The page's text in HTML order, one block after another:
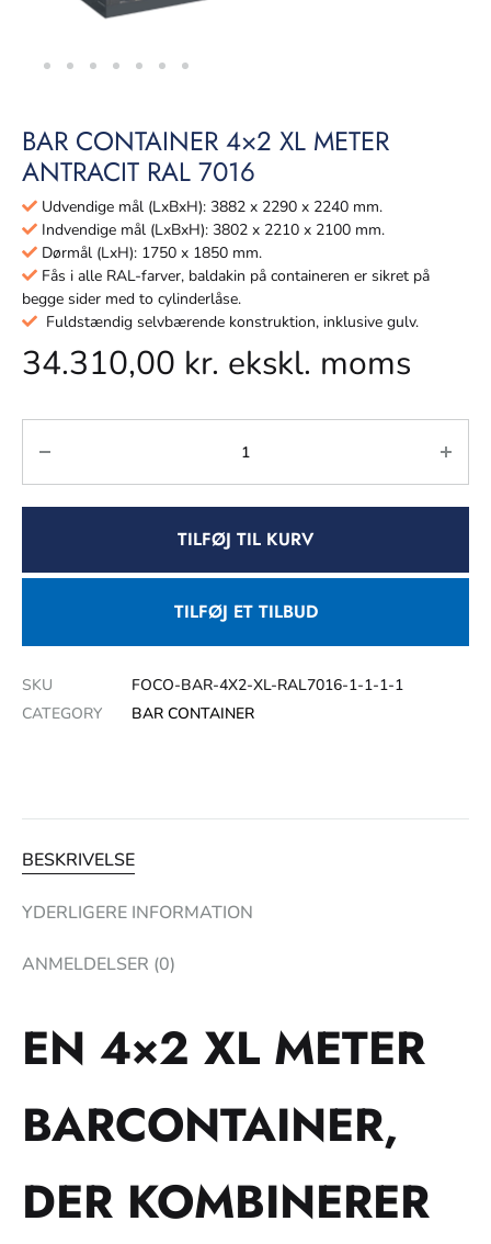
BAR CONTAINER 4×2 XL METER
ANTRACIT RAL 7016
Udvendige mål (LxBxH): 3882 x 2290 x 2240 mm.
Indvendige mål (LxBxH): 3802 x 2210 x 2100 mm.
Dørmål (LxH): 1750 x 1850 mm.
Fås i alle RAL-farver, baldakin på containeren er sikret på
begge sider med to cylinderlåse.
Fuldstændig selvbærende konstruktion, inklusive gulv.
34.310,00 kr. ekskl. moms
TILFØJ TIL KURV
TILFØJ ET TILBUD
SKU
FOCO-BAR-4X2-XL-RAL7016-1-1-1-1
CATEGORY
BAR CONTAINER
BESKRIVELSE
YDERLIGERE INFORMATION
ANMELDELSER (0)
EN 4×2 XL METER
BARCONTAINER,
DER KOMBINERER